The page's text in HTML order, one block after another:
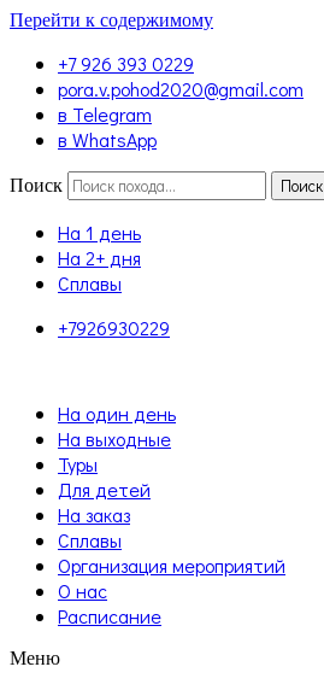
Перейти к содержимому
+7 926 393 0229
pora.v.pohod2020@gmail.com
в Telegram
в WhatsApp
Поиск Поиск
На 1 день
На 2+ дня
Сплавы
+7926930229
На один день
На выходные
Туры
Для детей
На заказ
Сплавы
Организация мероприятий
О нас
Расписание
Меню